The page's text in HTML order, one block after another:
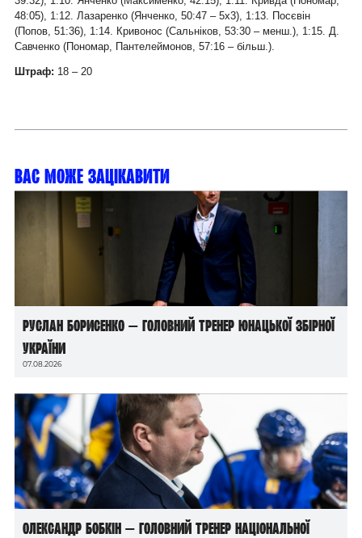
48:05), 1:12. Лазаренко (Янченко, 50:47 – 5х3), 1:13. Посєвін
(Попов, 51:36), 1:14. Кривонос (Сальніков, 53:30 – менш.), 1:15. Д.
Савченко (Пономар, Пантелеймонов, 57:16 – більш.).
Штраф: 18 – 20
Вас може зацікавити
Руслан Борисенко — головний тренер юнацької збірної
України
07.08.2026
Олександр Бобкін — головний тренер національної